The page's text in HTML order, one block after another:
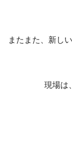
またまた、新し
現場は